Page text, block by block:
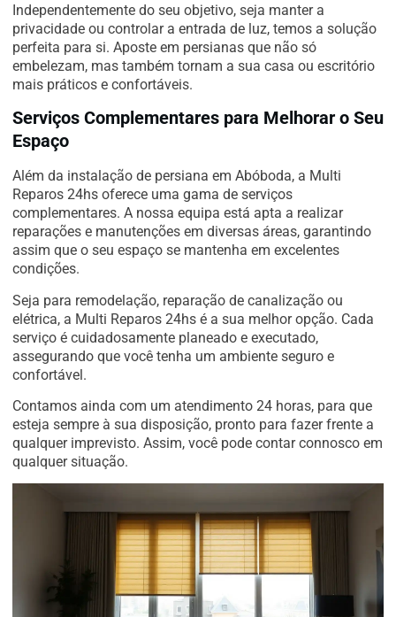
Independentemente do seu objetivo, seja manter a
privacidade ou controlar a entrada de luz, temos a solução
perfeita para si. Aposte em persianas que não só
embelezam, mas também tornam a sua casa ou escritório
mais práticos e confortáveis.
Serviços Complementares para Melhorar o Seu
Espaço
Além da instalação de persiana em Abóboda, a Multi
Reparos 24hs oferece uma gama de serviços
complementares. A nossa equipa está apta a realizar
reparações e manutenções em diversas áreas, garantindo
assim que o seu espaço se mantenha em excelentes
condições.
Seja para remodelação, reparação de canalização ou
elétrica, a Multi Reparos 24hs é a sua melhor opção. Cada
serviço é cuidadosamente planeado e executado,
assegurando que você tenha um ambiente seguro e
confortável.
Contamos ainda com um atendimento 24 horas, para que
esteja sempre à sua disposição, pronto para fazer frente a
qualquer imprevisto. Assim, você pode contar connosco em
qualquer situação.